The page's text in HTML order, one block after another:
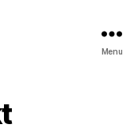
Menu